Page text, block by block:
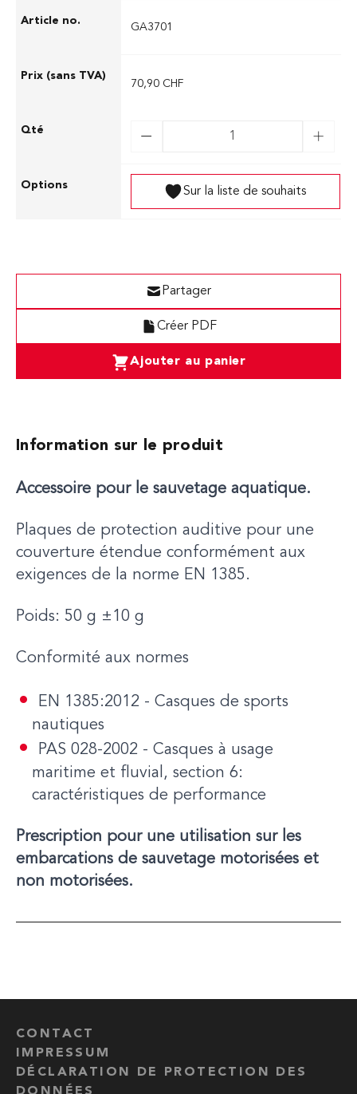
GA3701
70,90 CHF
Sur la liste de souhaits
Ajouter au panier
Créer PDF
Partager
Information sur le produit
Accessoire pour le sauvetage aquatique.
Plaques de protection auditive pour une
couverture étendue conformément aux
exigences de la norme EN 1385.
Poids: 50 g ±10 g
Conformité aux normes
EN 1385:2012 - Casques de sports
nautiques
PAS 028-2002 - Casques à usage
maritime et fluvial, section 6:
caractéristiques de performance
Prescription pour une utilisation sur les
embarcations de sauvetage motorisées et
non motorisées.
CONTACT
IMPRESSUM
DÉCLARATION DE PROTECTION DES